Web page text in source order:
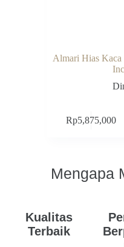
Almari Hias
Rp5,875,000
Mengapa
Kualitas
Terbaik